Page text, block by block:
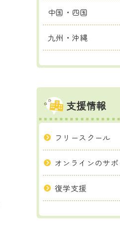
中国・四国
九州・沖縄
支援情報
フリースクール
オンラインのサポ
復学支援